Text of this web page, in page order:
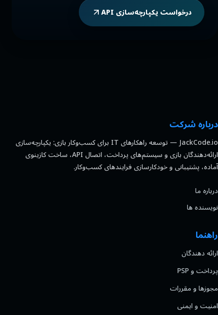
درخواست یکپارچه‌سازی API
درباره شرکت
JackCode.io — توسعه راهکارهای IT برای کسب‌وکار بازی: یکپارچه‌سازی
ارائه‌دهندگان بازی و سیستم‌های پرداخت، اتصال API، ساخت کازینوی
آماده، پشتیبانی و خودکارسازی فرایندهای کسب‌وکار.
درباره ما
نویسنده ها
راهنما
ارائه دهندگان
پرداخت و PSP
مجوزها و مقررات
امنیت و ایمنی